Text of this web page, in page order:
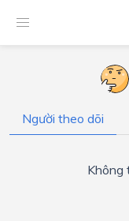
Người theo dõi
Không